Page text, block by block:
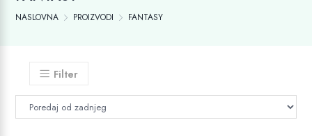
NASLOVNA PROIZVODI FANTASY
Filter